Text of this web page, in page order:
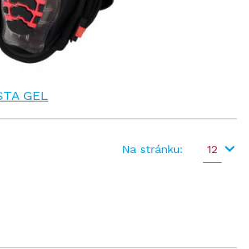
GEL
Na stránku: 12